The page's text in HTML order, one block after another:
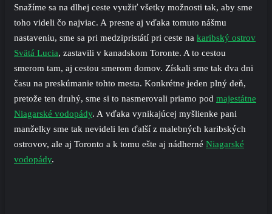
Snažíme sa na dlhej ceste využiť všetky možnosti tak, aby sme
toho videli čo najviac. A presne aj vďaka tomuto nášmu
nastaveniu, sme sa pri medzipristátí pri ceste na karibský ostrov
Svätá Lucia, zastavili v kanadskom Toronte. A to cestou
smerom tam, aj cestou smerom domov. Získali sme tak dva dni
času na preskúmanie tohto mesta. Konkrétne jeden plný deň,
pretože ten druhý, sme si to nasmerovali priamo pod majestátne
Niagarské vodopády. A vďaka vynikajúcej myšlienke pani
manželky sme tak nevideli len ďalší z malebných karibských
ostrovov, ale aj Toronto a k tomu ešte aj nádherné Niagarské
vodopády.